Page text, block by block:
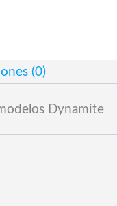
(0)
Dynamite